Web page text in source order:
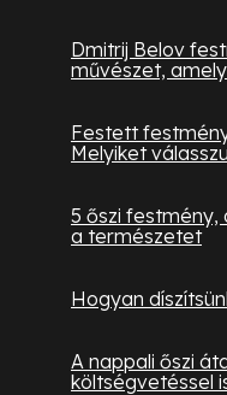
Dmitrij Belov
művészet,
Festett
Melyiket
5 őszi
a természetet
Hogyan
A nappali őszi
költségvetéssel